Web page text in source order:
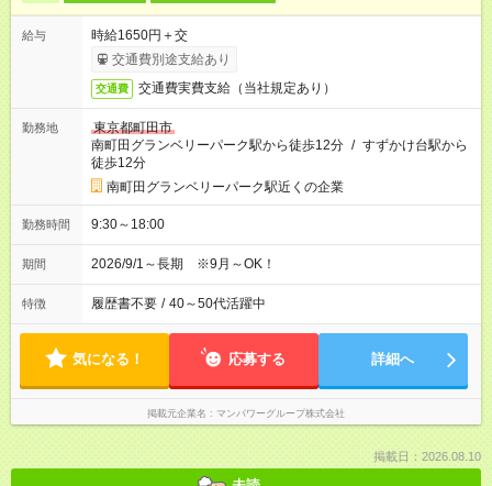
給与
時給1650円＋交
交通費別途支給あり
交通費 交通費実費支給（当社規定あり）
勤務地
東京都町田市
南町田グランベリーパーク駅から徒歩12分 / すずかけ台駅から
徒歩12分
南町田グランベリーパーク駅近くの企業
勤務時間 9:30～18:00
期間 2026/9/1～長期 ※9月～OK！
特徴 履歴書不要 / 40～50代活躍中
気になる！ 応募する 詳細へ
掲載元企業名 マンパワーグループ株式会社
掲載日：2026.08.10